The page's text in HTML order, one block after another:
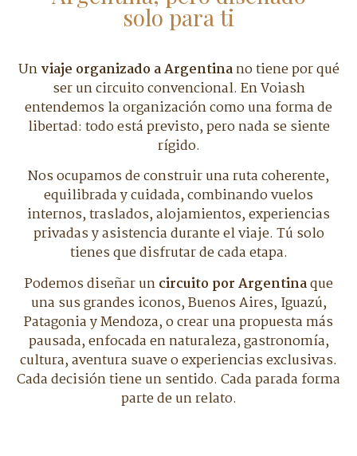
solo para ti
Unviaje organizado a Argentinano tiene por qué
ser un circuito convencional. En Voiash
entendemos la organización como una forma de
libertad: todo está previsto, pero nada se siente
rígido.
Nos ocupamos de construir una ruta coherente,
equilibrada y cuidada, combinando vuelos
internos, traslados, alojamientos, experiencias
privadas y asistencia durante el viaje. Tú solo
tienes que disfrutar de cada etapa.
Podemos diseñar uncircuito por Argentinaque
una sus grandes iconos, Buenos Aires, Iguazú,
Patagonia y Mendoza, o crear una propuesta más
pausada, enfocada en naturaleza, gastronomía,
cultura, aventura suave o experiencias exclusivas.
Cada decisión tiene un sentido. Cada parada forma
parte de un relato.